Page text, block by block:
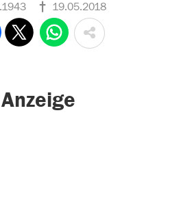
19.05.2018
Anzeige